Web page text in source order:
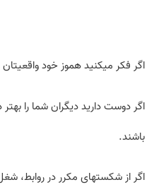
اگر فکر میکنید هموز خود واقعیتان
اگر دوست دارید دیگران شما را
باشند.
اگر از شکست­های مکرر در روابط،